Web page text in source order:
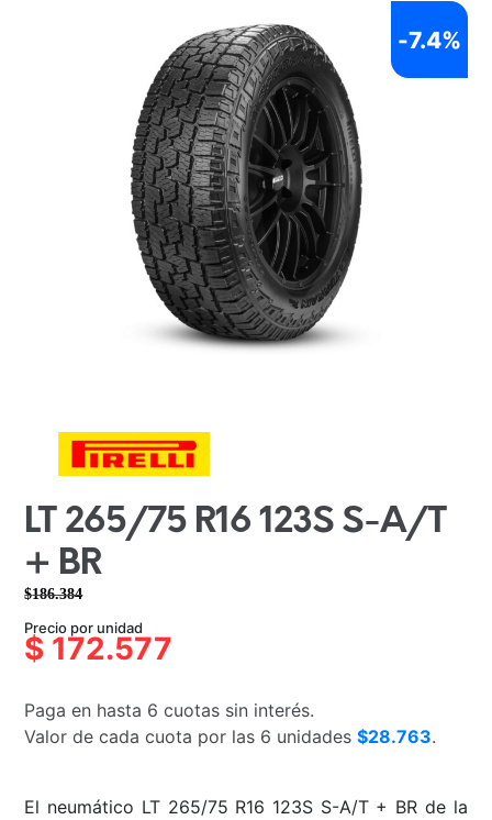
LT 265/75 R16 123S S-A/T
+ BR
$186.384
precio
original
$186.384.
precio
actual
$172.577.
Precio por unidad
$ 172.577
Paga en hasta 6 cuotas sin interés.
Valor de cada cuota por las 6 unidades$28.763.
-7.4%
El neumático LT 265/75 R16 123S S-A/T + BR de la